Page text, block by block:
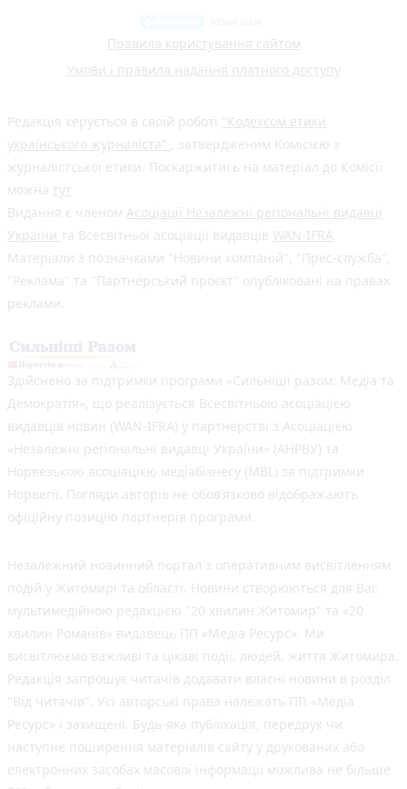
Правила користування сайтом
Умови і правила надання платного доступу
Редакція керується в своїй роботі "Кодексом етики
українського журналіста" , затвердженим Комісією з
журналістської етики. Поскаржитись на матеріал до Комісії
можна тут
Видання є членом Асоціації Незалежні регіональні видавці
України та Всесвітньої асоціації видавців WAN-IFRA
Матеріали з позначками "Новини компаній", "Прес-служба",
"Реклама" та "Партнерський проєкт" опубліковані на правах
реклами.
Здійснено за підтримки програми «Сильніші разом: Медіа та
Демократія», що реалізується Всесвітньою асоціацією
видавців новин (WAN-IFRA) у партнерстві з Асоціацією
«Незалежні регіональні видавці України» (АНРВУ) та
Норвезькою асоціацією медіабізнесу (MBL) за підтримки
Норвегії. Погляди авторів не обов’язково відображають
офіційну позицію партнерів програми.
Незалежний новинний портал з оперативним висвітленням
подій у Житомирі та області. Новини створюються для Вас
мультимедійною редакцією "20 хвилин Житомир" та «20
хвилин Романів» видавець ПП «Медіа Ресурс». Ми
висвітлюємо важливі та цікаві події, людей, життя Житомира.
Редакція запрошує читачів додавати власні новини в розділ
"Від читачів". Усі авторські права належать ПП «Медіа
Ресурс» і захищені. Будь-яка публiкацiя, передрук чи
наступне поширення матеріалів сайту у друкованих або
електронних засобах масової інформації можлива не більше